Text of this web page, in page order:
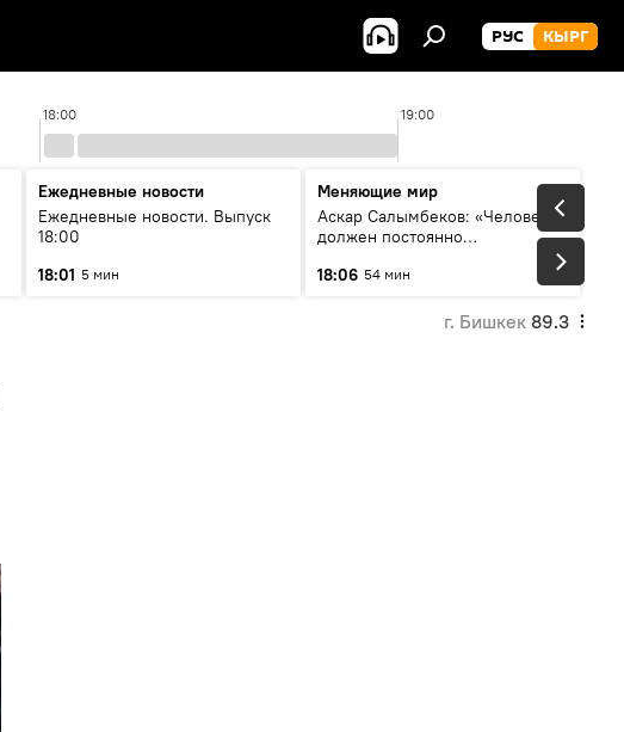
РУС КЫРГ
18:00 19:00
Ежедневные новости
Ежедневные новости. Выпуск
18:00
18:01 5 мин
Меняющие мир
Аскар Салымбеков: «Человек
должен постоянно
18:06 54 мин
г. Бишкек 89.3